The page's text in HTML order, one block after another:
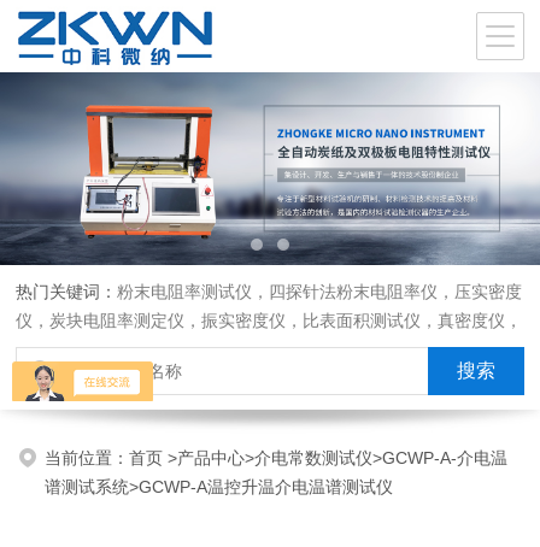
热门关键词：粉末电阻率测试仪，四探针法粉末电阻率仪，压实密度
仪，炭块电阻率测定仪，振实密度仪，比表面积测试仪，真密度仪，
炭块热膨胀仪，炭块透气率仪，炭块二氧化碳反应测定仪
当前位置：首页>产品中心>介电常数测试仪>GCWP-A-介电温
谱测试系统>GCWP-A温控升温介电温谱测试仪